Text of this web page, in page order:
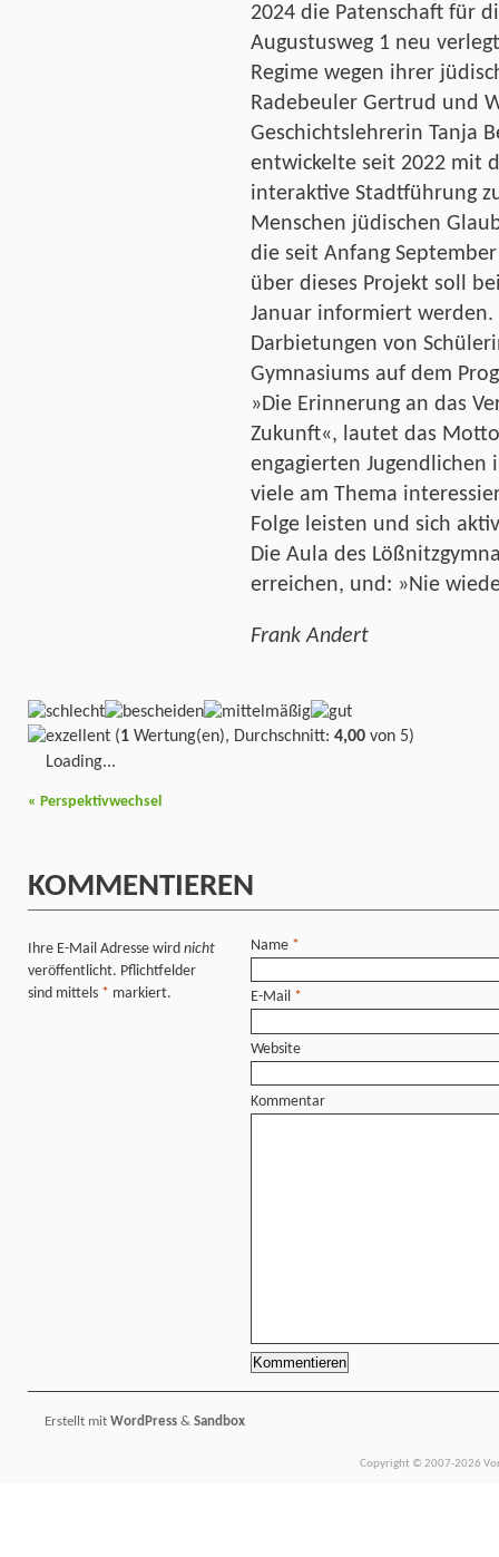
2024 die Patenschaft für
Augustusweg 1 neu
Regime wegen ihrer
Radebeuler Gertrud und
Geschichtslehrerin Tanja
entwickelte seit 2022 mit
interaktive Stadtführung
Menschen jüdischen
die seit Anfang
über dieses Projekt soll
Januar informiert werden.
Darbietungen von
Gymnasiums auf dem
»Die Erinnerung an das
Zukunft«, lautet das
engagierten Jugendlichen
viele am Thema
Folge leisten und sich
Die Aula des
erreichen, und: »Nie
Frank Andert
(1 Wertung(en), Durchschnitt: 4,00 von 5)
Loading...
« Perspektivwechsel
KOMMENTIEREN
Ihre E-Mail Adresse wird nicht
veröffentlicht. Pflichtfelder
sind mittels * markiert.
Name *
E-Mail *
Website
Kommentar
Erstellt mit WordPress & Sandbox
Copyright © 2007-2026